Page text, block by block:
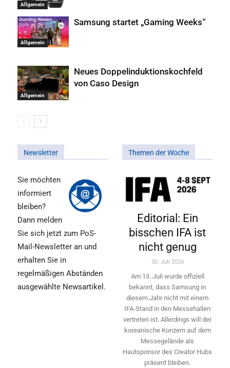
Allgemein
Allgemein
Samsung startet „Gaming Weeks“
Allgemein
Neues Doppelinduktionskochfeld
von Caso Design
Newsletter
Sie möchten
informiert
bleiben?
Dann melden
Sie sich jetzt zum PoS-
Mail-Newsletter an und
erhalten Sie in
regelmäßigen Abständen
ausgewählte Newsartikel.
Themen der Woche
Editorial: Ein
bisschen IFA ist
nicht genug
30. Juli 2026
Am 13. Juli wurde offiziell
bekannt, dass Samsung in
diesem Jahr nicht mit einem
IFA-Stand in den Messehallen
vertreten ist. Allerdings will ­der
koreanische Konzern auf dem
Messegelände als
Hautsponsor des Creator Hubs
präsent bleiben.